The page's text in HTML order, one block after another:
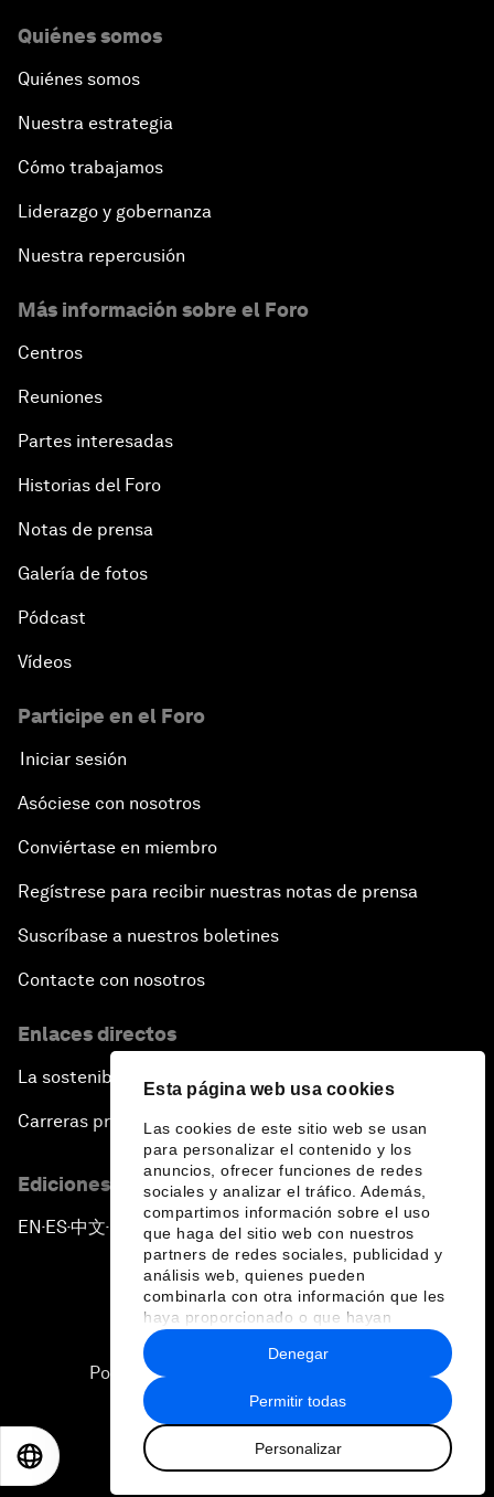
Esta página web usa cookies
Las cookies de este sitio web se usan
para personalizar el contenido y los
anuncios, ofrecer funciones de redes
sociales y analizar el tráfico. Además,
compartimos información sobre el uso
que haga del sitio web con nuestros
partners de redes sociales, publicidad y
análisis web, quienes pueden
combinarla con otra información que les
haya proporcionado o que hayan
recopilado a partir del uso que haya
hecho de sus servicios.
Permitir todas
Personalizar
Denegar
Quiénes somos
Quiénes somos
Nuestra estrategia
Cómo trabajamos
Liderazgo y gobernanza
Nuestra repercusión
Más información sobre el Foro
Centros
Reuniones
Partes interesadas
Historias del Foro
Notas de prensa
Galería de fotos
Pódcast
Vídeos
Participe en el Foro
Iniciar sesión
Asóciese con nosotros
Conviértase en miembro
Regístrese para recibir nuestras notas de prensa
Suscríbase a nuestros boletines
Contacte con nosotros
Enlaces directos
La sostenibilidad en el Foro
Carreras profesionales
Ediciones en otros idiomas
EN ▪ES▪中文▪ 日本語
Política de privacidad y normas de uso
Sitemap
2026 Foro Económico Mundial